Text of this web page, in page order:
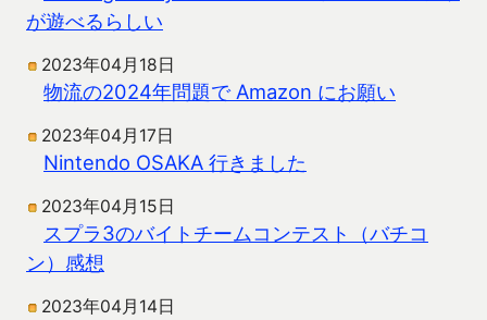
が遊べるらしい
2023年04月18日
物流の2024年問題で Amazon にお願い
2023年04月17日
Nintendo OSAKA 行きました
2023年04月15日
スプラ3のバイトチームコンテスト（バチコ
ン）感想
2023年04月14日